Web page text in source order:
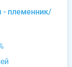
- племенник/